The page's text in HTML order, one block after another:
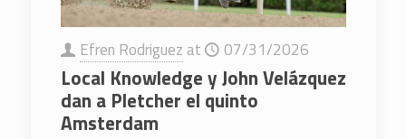
Efren Rodriguez at 07/31/2026
Local Knowledge y John Velázquez
dan a Pletcher el quinto
Amsterdam